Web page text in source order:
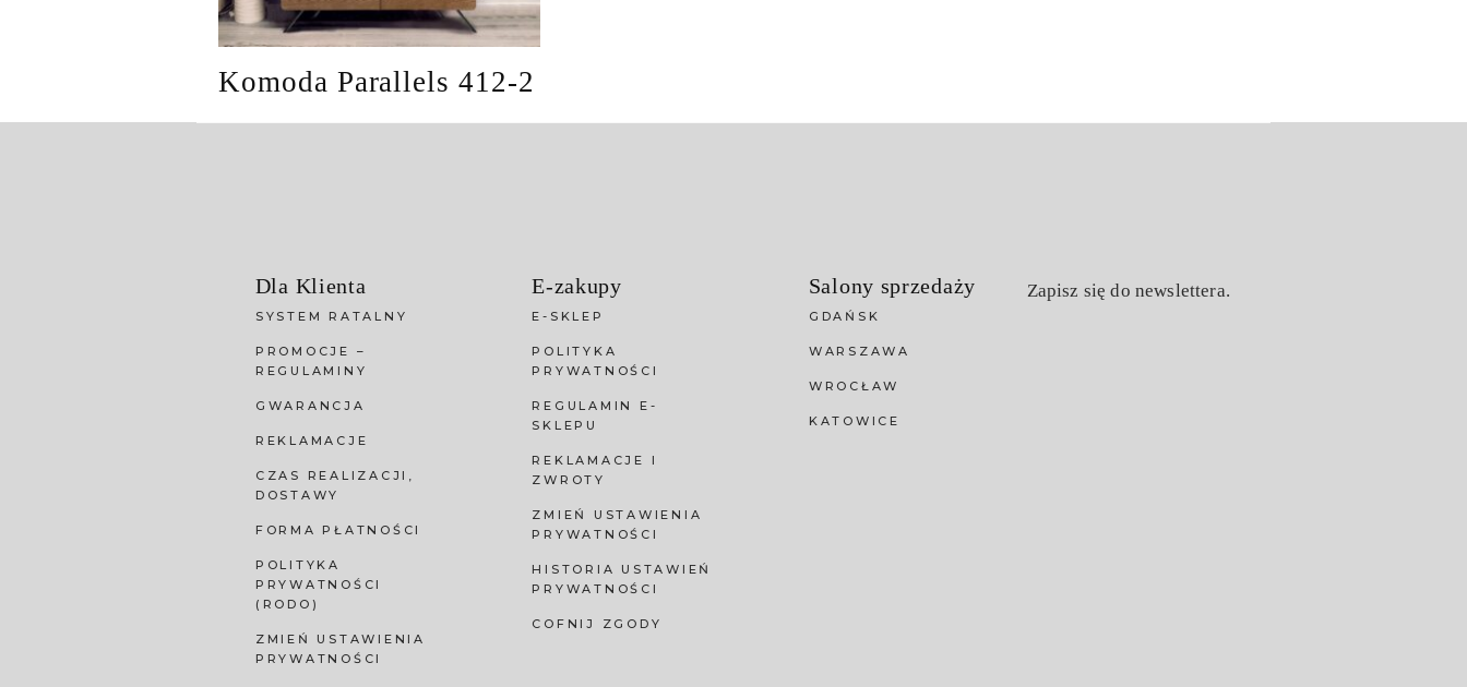
Komoda Parallels 412-2
Dla Klienta
SYSTEM RATALNY
PROMOCJE –
REGULAMINY
GWARANCJA
REKLAMACJE
CZAS REALIZACJI,
DOSTAWY
FORMA PŁATNOŚCI
POLITYKA
PRYWATNOŚCI
(RODO)
ZMIEŃ USTAWIENIA
PRYWATNOŚCI
E-zakupy
E-SKLEP
POLITYKA
PRYWATNOŚCI
REGULAMIN E-
SKLEPU
REKLAMACJE I
ZWROTY
ZMIEŃ USTAWIENIA
PRYWATNOŚCI
HISTORIA USTAWIEŃ
PRYWATNOŚCI
COFNIJ ZGODY
Salony sprzedaży
GDAŃSK
WARSZAWA
WROCŁAW
KATOWICE
Zapisz się do newslettera.